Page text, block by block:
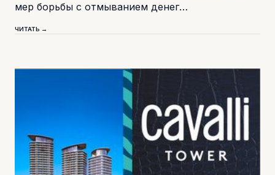
мер борьбы с отмыванием денег…
ЧИТАТЬ →